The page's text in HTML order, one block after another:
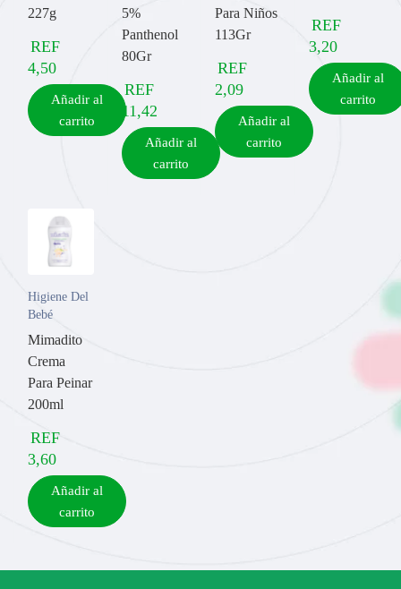
227g
REF
4,50
Añadir al
carrito
5%
Panthenol
80Gr
REF
11,42
Añadir al
carrito
Para Niños
113Gr
REF
2,09
Añadir al
carrito
REF
3,20
Añadir al
carrito
Higiene Del
Bebé
Mimadito
Crema
Para Peinar
200ml
REF
3,60
Añadir al
carrito